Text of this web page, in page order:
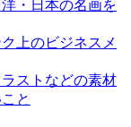
・日本の名画を
上のビジネスメ
ストなどの素材
と